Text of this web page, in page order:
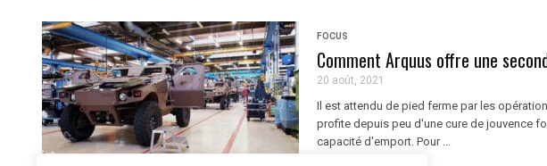
FOCUS
Comment Arquus offre une
20 août, 2021
Il est attendu de pied ferme par les
profite depuis peu d'une cure de jouvence
capacité d'emport. Pour ...